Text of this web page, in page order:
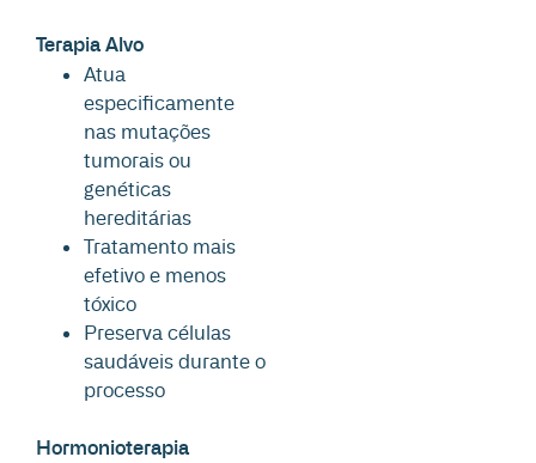
Terapia Alvo
Atua
especificamente
nas mutações
tumorais ou
genéticas
hereditárias
Tratamento mais
efetivo e menos
tóxico
Preserva células
saudáveis durante o
processo
Hormonioterapia